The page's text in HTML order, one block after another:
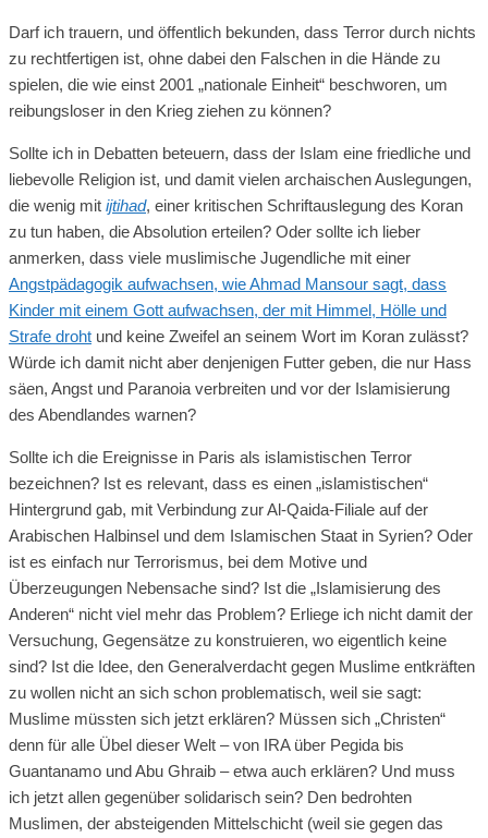
Darf ich trauern, und öffentlich bekunden, dass Terror durch nichts
zu rechtfertigen ist, ohne dabei den Falschen in die Hände zu
spielen, die wie einst 2001 „nationale Einheit“ beschworen, um
reibungsloser in den Krieg ziehen zu können?
Sollte ich in Debatten beteuern, dass der Islam eine friedliche und
liebevolle Religion ist, und damit vielen archaischen Auslegungen,
die wenig mit ijtihad, einer kritischen Schriftauslegung des Koran
zu tun haben, die Absolution erteilen? Oder sollte ich lieber
anmerken, dass viele muslimische Jugendliche mit einer
Angstpädagogik aufwachsen, wie Ahmad Mansour sagt, dass
Kinder mit einem Gott aufwachsen, der mit Himmel, Hölle und
Strafe droht und keine Zweifel an seinem Wort im Koran zulässt?
Würde ich damit nicht aber denjenigen Futter geben, die nur Hass
säen, Angst und Paranoia verbreiten und vor der Islamisierung
des Abendlandes warnen?
Sollte ich die Ereignisse in Paris als islamistischen Terror
bezeichnen? Ist es relevant, dass es einen „islamistischen“
Hintergrund gab, mit Verbindung zur Al-Qaida-Filiale auf der
Arabischen Halbinsel und dem Islamischen Staat in Syrien? Oder
ist es einfach nur Terrorismus, bei dem Motive und
Überzeugungen Nebensache sind? Ist die „Islamisierung des
Anderen“ nicht viel mehr das Problem? Erliege ich nicht damit der
Versuchung, Gegensätze zu konstruieren, wo eigentlich keine
sind? Ist die Idee, den Generalverdacht gegen Muslime entkräften
zu wollen nicht an sich schon problematisch, weil sie sagt:
Muslime müssten sich jetzt erklären? Müssen sich „Christen“
denn für alle Übel dieser Welt – von IRA über Pegida bis
Guantanamo und Abu Ghraib – etwa auch erklären? Und muss
ich jetzt allen gegenüber solidarisch sein? Den bedrohten
Muslimen, der absteigenden Mittelschicht (weil sie gegen das